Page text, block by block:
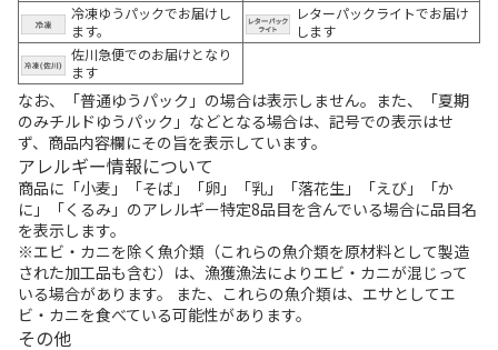
冷凍ゆうパックでお届けし
ます。
レターパックライトでお届け
します
佐川急便でのお届けとなり
ます
なお、「普通ゆうパック」の場合は表示しません。また、「夏期
のみチルドゆうパック」などとなる場合は、記号での表示はせ
ず、商品内容欄にその旨を表示しています。
アレルギー情報について
商品に「小麦」「そば」「卵」「乳」「落花生」「えび」「か
に」「くるみ」のアレルギー特定8品目を含んでいる場合に品目名
を表示します。
※エビ・カニを除く魚介類（これらの魚介類を原材料として製造
された加工品も含む）は、漁獲漁法によりエビ・カニが混じって
いる場合があります。 また、これらの魚介類は、エサとしてエ
ビ・カニを食べている可能性があります。
その他